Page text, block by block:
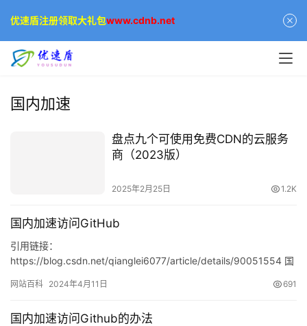
国内加速
盘点九个可使用免费CDN的云服务
商（2023版）
2025年2月25日 1.2K
国内加速访问GitHub
引用链接：
https://blog.csdn.net/qianglei6077/article/details/90051554 国
网站百科 2024年4月11日 691
国内加速访问Github的办法
优速盾注册领取大礼包www.cdnb.net